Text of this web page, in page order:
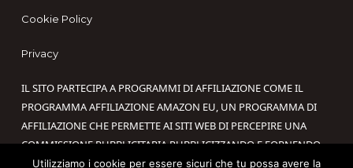
Cookie Policy
Privacy
IL SITO PARTECIPA A PROGRAMMI DI AFFILIAZIONE COME IL
PROGRAMMA AFFILIAZIONE AMAZON EU, UN PROGRAMMA DI
AFFILIAZIONE CHE PERMETTE AI SITI WEB DI PERCEPIRE UNA
COMMISSIONE PUBBLICITARIA PUBBLICIZZANDO E FORNENDO
LINK AL SITO AMAZON.IT. IN QUALITÀ DI AFFILIATO AMAZON, IL
Utilizziamo i cookie per essere sicuri che tu possa avere la